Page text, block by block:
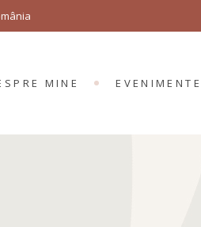
MINE EVENIMENTE